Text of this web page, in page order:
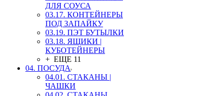
ДЛЯ СОУСА
03.17. КОНТЕЙНЕРЫ
ПОД ЗАПАЙКУ
03.19. ПЭТ БУТЫЛКИ
03.18. ЯЩИКИ |
КУБОТЕЙНЕРЫ
+ ЕЩЕ 11
04. ПОСУДА
04.01. СТАКАНЫ |
ЧАШКИ